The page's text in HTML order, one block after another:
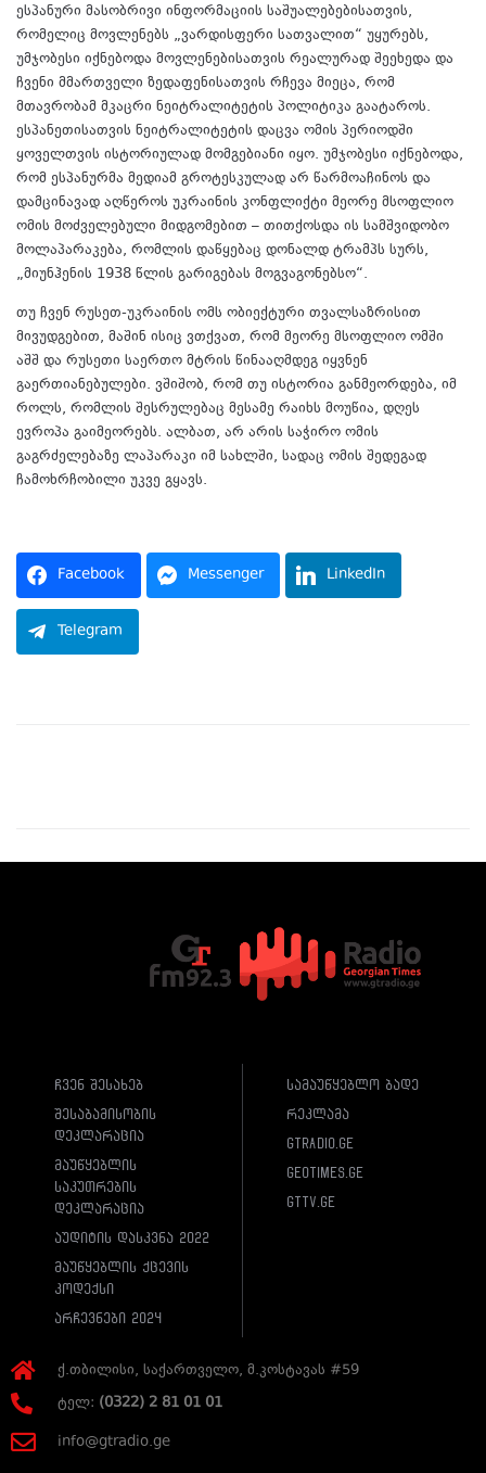
ესპანური მასობრივი ინფორმაციის საშუალებებისათვის,
რომელიც მოვლენებს „ვარდისფერი სათვალით“ უყურებს,
უმჯობესი იქნებოდა მოვლენებისათვის რეალურად შეეხედა და
ჩვენი მმართველი ზედაფენისათვის რჩევა მიეცა, რომ
მთავრობამ მკაცრი ნეიტრალიტეტის პოლიტიკა გაატაროს.
ესპანეთისათვის ნეიტრალიტეტის დაცვა ომის პერიოდში
ყოველთვის ისტორიულად მომგებიანი იყო. უმჯობესი იქნებოდა,
რომ ესპანურმა მედიამ გროტესკულად არ წარმოაჩინოს და
დამცინავად აღწეროს უკრაინის კონფლიქტი მეორე მსოფლიო
ომის მოძველებული მიდგომებით – თითქოსდა ის სამშვიდობო
მოლაპარაკება, რომლის დაწყებაც დონალდ ტრამპს სურს,
„მიუნჰენის 1938 წლის გარიგებას მოგვაგონებსო“.
თუ ჩვენ რუსეთ-უკრაინის ომს ობიექტური თვალსაზრისით
მივუდგებით, მაშინ ისიც ვთქვათ, რომ მეორე მსოფლიო ომში
აშშ და რუსეთი საერთო მტრის წინააღმდეგ იყვნენ
გაერთიანებულები. ვშიშობ, რომ თუ ისტორია განმეორდება, იმ
როლს, რომლის შესრულებაც მესამე რაიხს მოუწია, დღეს
ევროპა გაიმეორებს. ალბათ, არ არის საჭირო ომის
გაგრძელებაზე ლაპარაკი იმ სახლში, სადაც ომის შედეგად
ჩამოხრჩობილი უკვე გყავს.
Facebook Messenger LinkedIn
Telegram
ჩვენ შესახებ
შესაბამისობის
დეკლარაცია
მაუწყებლის
საკუთრების
დეკლარაცია
აუდიტის დასკვნა 2022
მაუწყებლის ქცევის
კოდექსი
არჩევნები 2024
სამაუწყებლო ბადე
რეკლამა
gtradio.ge
geotimes.ge
gttv.ge
ქ.თბილისი, საქართველო, მ.კოსტავას #59
ტელ: (0322) 2 81 01 01
info@gtradio.ge